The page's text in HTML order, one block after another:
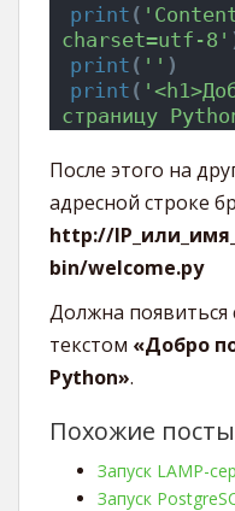
print (
charset=utf-8'
print ( '' )
print (
страницу
После этого на
адресной строке
http://
bin/welcome.py
Должна появиться
текстом «Добро
Python».
Похожие
Запуск LAMP-
Запуск